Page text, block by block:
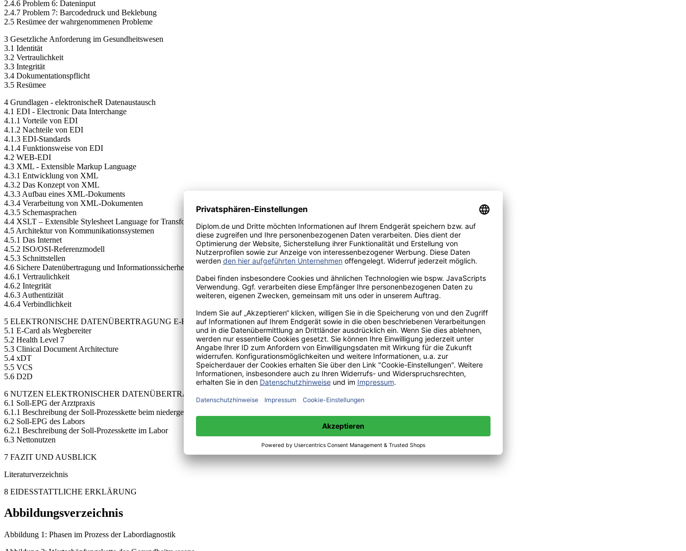
2.4.6 Problem 6: Dateninput
2.4.7 Problem 7: Barcodedruck und Beklebung
2.5 Resümee der wahrgenommenen Probleme
3 Gesetzliche Anforderung im Gesundheitswesen
3.1 Identität
3.2 Vertraulichkeit
3.3 Integrität
3.4 Dokumentationspflicht
3.5 Resümee
4 Grundlagen - elektronischeR Datenaustausch
4.1 EDI - Electronic Data Interchange
4.1.1 Vorteile von EDI
4.1.2 Nachteile von EDI
4.1.3 EDI-Standards
4.1.4 Funktionsweise von EDI
4.2 WEB-EDI
4.3 XML - Extensible Markup Language
4.3.1 Entwicklung von XML
4.3.2 Das Konzept von XML
4.3.3 Aufbau eines XML-Dokuments
4.3.4 Verarbeitung von XML-Dokumenten
4.3.5 Schemasprachen
4.4 XSLT – Extensible Stylesheet Language for Transformation
4.5 Architektur von Kommunikationssystemen
4.5.1 Das Internet
4.5.2 ISO/OSI-Referenzmodell
4.5.3 Schnittstellen
4.6 Sichere Datenübertragung und Informationssicherheit
4.6.1 Vertraulichkeit
4.6.2 Integrität
4.6.3 Authentizität
4.6.4 Verbindlichkeit
5 ELEKTRONISCHE DATENÜBERTRAGUNG E-HEALTH
5.1 E-Card als Wegbereiter
5.2 Health Level 7
5.3 Clinical Document Architecture
5.4 xDT
5.5 VCS
5.6 D2D
6 NUTZEN ELEKTRONISCHER DATENÜBERTRAGUNG
6.1 Soll-EPG der Arztpraxis
6.1.1 Beschreibung der Soll-Prozesskette beim niedergelassenen Arzt
6.2 Soll-EPG des Labors
6.2.1 Beschreibung der Soll-Prozesskette im Labor
6.3 Nettonutzen
7 FAZIT UND AUSBLICK
Literaturverzeichnis
8 EIDESSTATTLICHE ERKLÄRUNG
Abbildungsverzeichnis
Abbildung 1: Phasen im Prozess der Labordiagnostik